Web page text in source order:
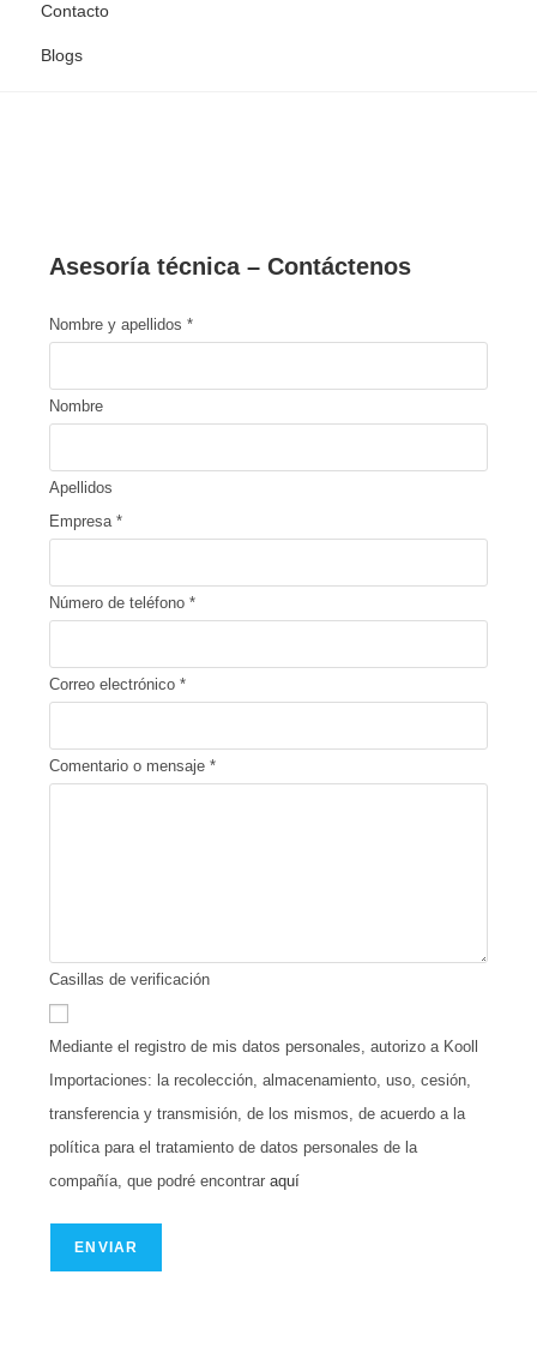
Contacto
Blogs
Asesoría técnica – Contáctenos
Nombre y apellidos*
Nombre
Apellidos
Empresa*
Número de teléfono*
Correo electrónico*
Comentario o mensaje*
Casillas de verificación
Mediante el registro de mis datos personales, autorizo a Kooll
Importaciones: la recolección, almacenamiento, uso, cesión,
transferencia y transmisión, de los mismos, de acuerdo a la
política para el tratamiento de datos personales de la
compañía, que podré encontraraquí
ENVIAR